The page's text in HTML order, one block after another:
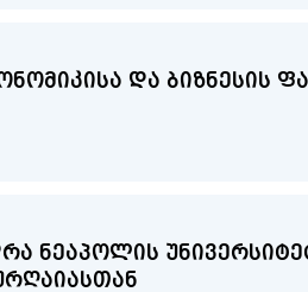
და ბიზნესის
ნეაპოლის უნივერსიტეტის